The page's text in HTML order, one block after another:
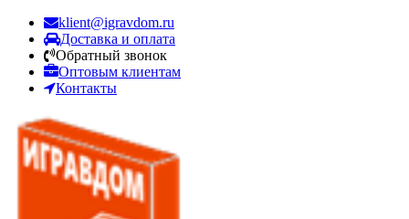
klient@igravdom.ru
Доставка и оплата
Обратный звонок
Оптовым клиентам
Контакты